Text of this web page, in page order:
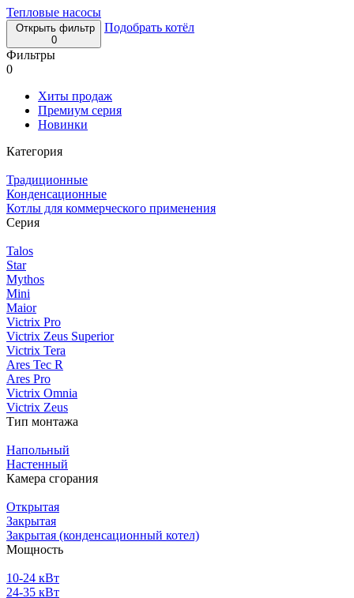
Тепловые насосы
Открыть фильтр
0
Подобрать котёл
Фильтры
0
Хиты продаж
Премиум серия
Новинки
Категория
Традиционные
Конденсационные
Котлы для коммерческого применения
Серия
Talos
Star
Mythos
Mini
Maior
Victrix Pro
Victrix Zeus Superior
Victrix Tera
Ares Tec R
Ares Pro
Victrix Omnia
Victrix Zeus
Тип монтажа
Напольный
Настенный
Камера сгорания
Открытая
Закрытая
Закрытая (конденсационный котел)
Мощность
10-24 кВт
24-35 кВт